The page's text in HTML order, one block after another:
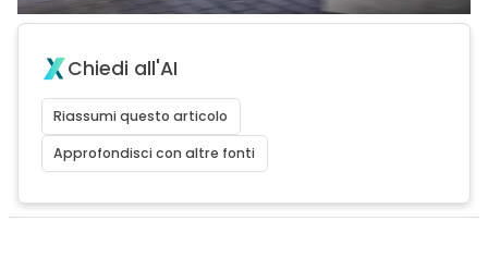
Chiedi all'AI
Riassumi questo articolo
Approfondisci con altre fonti